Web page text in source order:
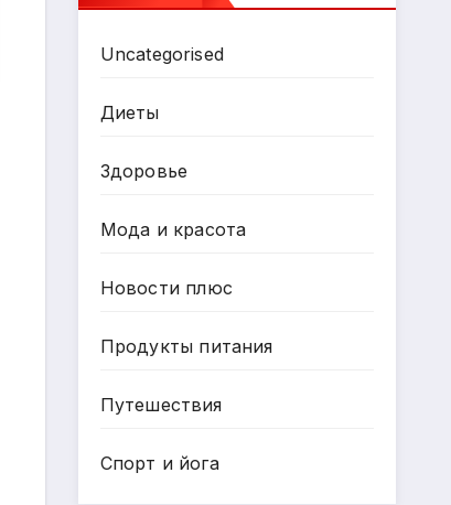
Uncategorised
Диеты
Здоровье
Мода и красота
Новости плюс
Продукты питания
Путешествия
Спорт и йога